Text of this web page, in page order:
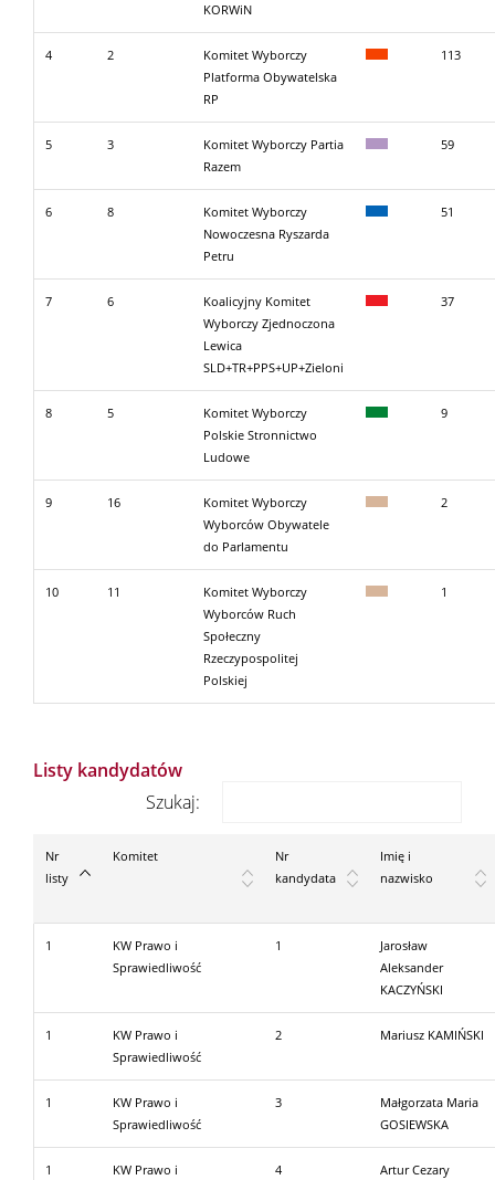
KORWiN
4 2
Komitet Wyborczy
Platforma Obywatelska
RP
113
5 3
Komitet Wyborczy Partia
Razem
59
6 8
Komitet Wyborczy
Nowoczesna Ryszarda
Petru
51
7 6
Koalicyjny Komitet
Wyborczy Zjednoczona
Lewica
SLD+TR+PPS+UP+Zieloni
37
8 5
Komitet Wyborczy
Polskie Stronnictwo
Ludowe
9
9 16
Komitet Wyborczy
Wyborców Obywatele
do Parlamentu
2
10 11
Komitet Wyborczy
Wyborców Ruch
Społeczny
Rzeczypospolitej
Polskiej
1
Listy kandydatów
Szukaj:
Nr
listy
Komitet
Nr
kandydata
Imię i
nazwisko
1
KW Prawo i
Sprawiedliwość
1
Jarosław
Aleksander
KACZYŃSKI
1
KW Prawo i
Sprawiedliwość
2 Mariusz KAMIŃSKI
1
KW Prawo i
Sprawiedliwość
3
Małgorzata Maria
GOSIEWSKA
1
KW Prawo i
4
Artur Cezary